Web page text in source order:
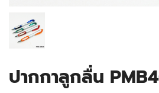
ปากกาลูกลื่น